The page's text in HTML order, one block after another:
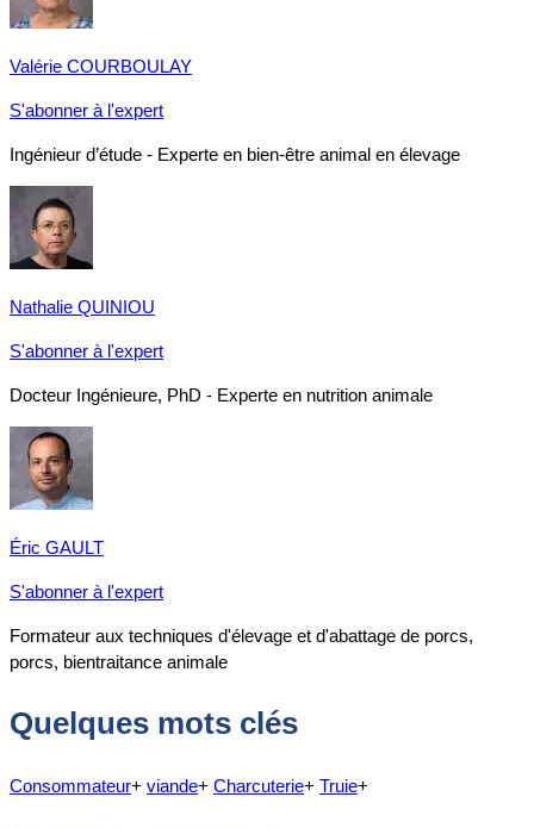
Valérie COURBOULAY
S'abonner à l'expert
Ingénieur d’étude - Experte en bien-être animal en élevage
Nathalie QUINIOU
S'abonner à l'expert
Docteur Ingénieure, PhD - Experte en nutrition animale
Éric GAULT
S'abonner à l'expert
Formateur aux techniques d'élevage et d'abattage de porcs,
porcs, bientraitance animale
Quelques mots clés
Consommateur+ viande+ Charcuterie+ Truie+